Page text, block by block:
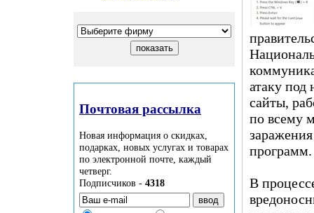
Почтовая рассылка
Новая информация о скидках,
подарках, новых услугах и товарах
по электронной почте, каждый
четверг.
Подписчиков - 4318
атаку под
сайты,
по всему
программ.
В